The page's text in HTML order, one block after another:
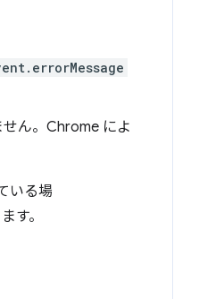
ん。Chrome によ
いる場
す。